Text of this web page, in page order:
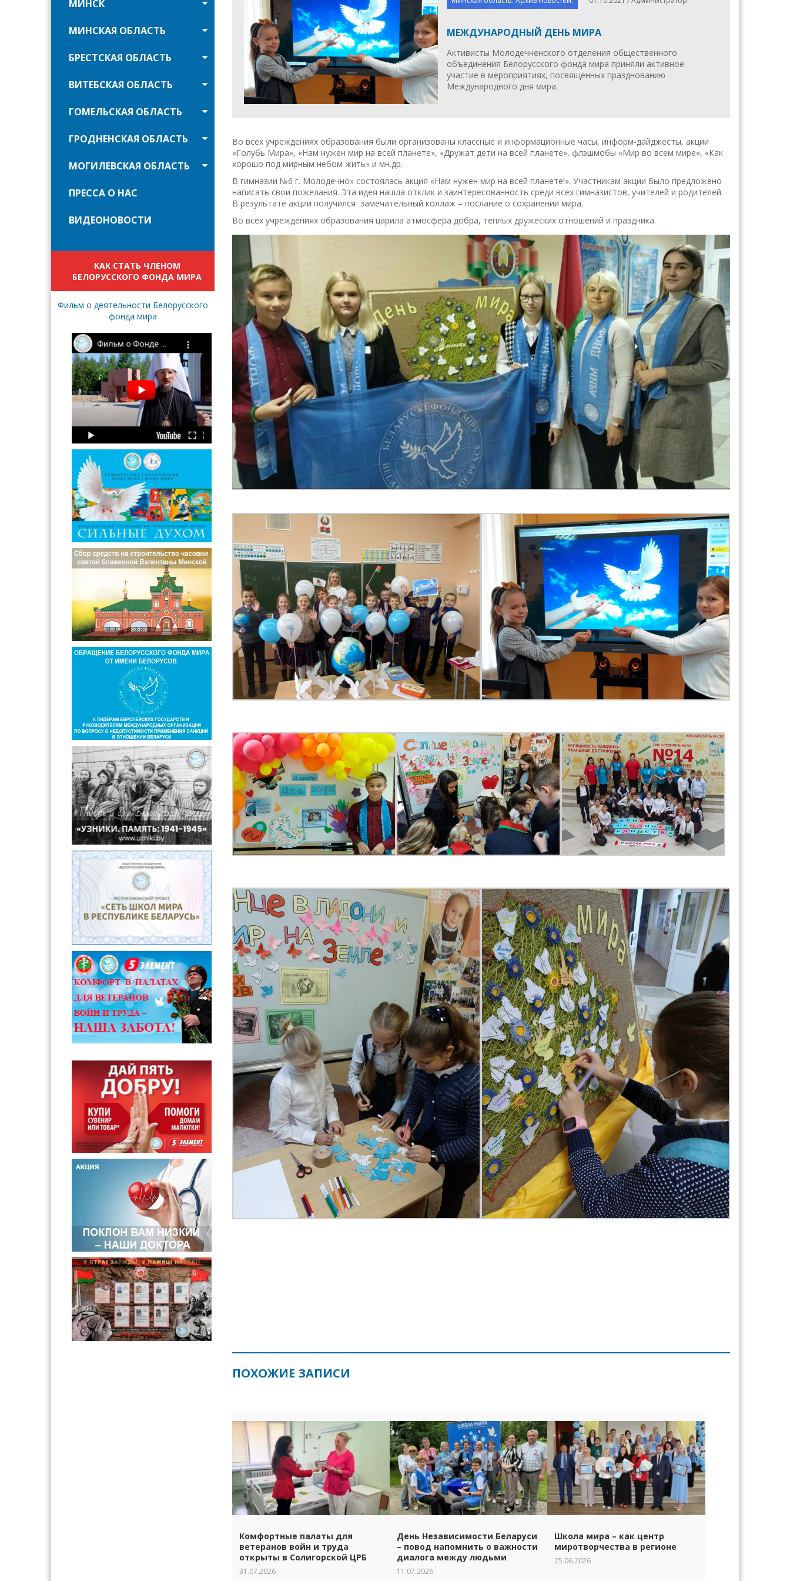
МИНСК
МИНСКАЯ ОБЛАСТЬ
БРЕСТСКАЯ ОБЛАСТЬ
ВИТЕБСКАЯ ОБЛАСТЬ
ГОМЕЛЬСКАЯ ОБЛАСТЬ
ГРОДНЕНСКАЯ ОБЛАСТЬ
МОГИЛЕВСКАЯ ОБЛАСТЬ
ПРЕССА О НАС
ВИДЕОНОВОСТИ
КАК СТАТЬ ЧЛЕНОМ
БЕЛОРУССКОГО ФОНДА МИРА
Фильм о деятельности Белорусского
фонда мира
МЕЖДУНАРОДНЫЙ ДЕНЬ МИРА
Активисты Молодечненского отделения общественного
объединения Белорусского фонда мира приняли активное
участие в мероприятиях, посвященных празднованию
Международного дня мира.
Во всех учреждениях образования были организованы классные и информационные часы, информ-дайджесты, акции
«Голубь Мира», «Нам нужен мир на всей планете», «Дружат дети на всей планете», флэшмобы «Мир во всем мире», «Как
хорошо под мирным небом жить» и мн.др.
В гимназии №6 г. Молодечно» состоялась акция «Нам нужен мир на всей планете!». Участникам акции было предложено
написать свои пожелания. Эта идея нашла отклик и заинтересованность среди всех гимназистов, учителей и родителей.
В результате акции получился замечательный коллаж – послание о сохранении мира.
Во всех учреждениях образования царила атмосфера добра, теплых дружеских отношений и праздника.
ПОХОЖИЕ ЗАПИСИ
Комфортные палаты для
ветеранов войн и труда
открыты в Солигорской ЦРБ
31.07.2026
День Независимости Беларуси
– повод напомнить о важности
диалога между людьми
11.07.2026
Школа мира – как центр
миротворчества в регионе
25.06.2026